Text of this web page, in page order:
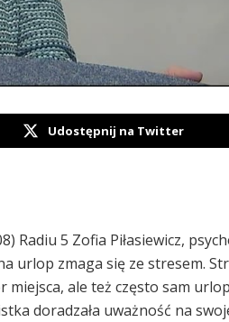
Udostępnij na Twitter
Radiu 5 Zofia Piłasiewicz,
urlop zmaga się ze stresem.
ale też często sam
doradzała uważność na